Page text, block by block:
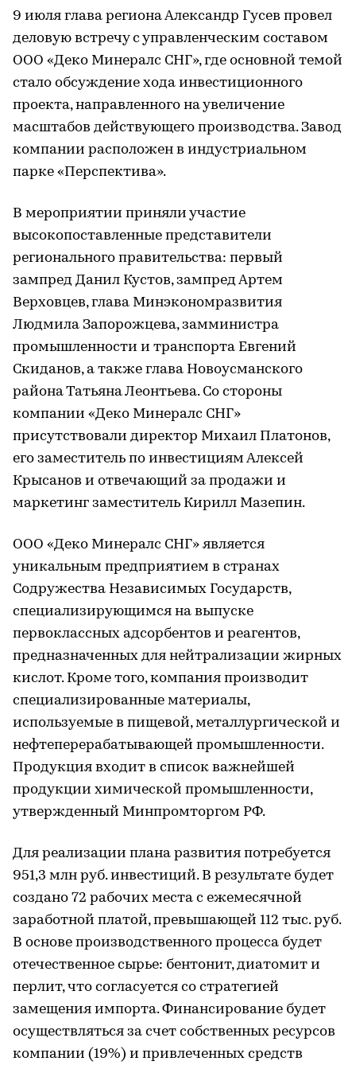
9 июля глава региона Александр Гусев провел
деловую встречу с управленческим составом
ООО «Деко Минералс СНГ», где основной темой
стало обсуждение хода инвестиционного
проекта, направленного на увеличение
масштабов действующего производства. Завод
компании расположен в индустриальном
парке «Перспектива».
В мероприятии приняли участие
высокопоставленные представители
регионального правительства: первый
зампред Данил Кустов, зампред Артем
Верховцев, глава Минэкономразвития
Людмила Запорожцева, замминистра
промышленности и транспорта Евгений
Скиданов, а также глава Новоусманского
района Татьяна Леонтьева. Со стороны
компании «Деко Минералс СНГ»
присутствовали директор Михаил Платонов,
его заместитель по инвестициям Алексей
Крысанов и отвечающий за продажи и
маркетинг заместитель Кирилл Мазепин.
ООО «Деко Минералс СНГ» является
уникальным предприятием в странах
Содружества Независимых Государств,
специализирующимся на выпуске
первоклассных адсорбентов и реагентов,
предназначенных для нейтрализации жирных
кислот. Кроме того, компания производит
специализированные материалы,
используемые в пищевой, металлургической и
нефтеперерабатывающей промышленности.
Продукция входит в список важнейшей
продукции химической промышленности,
утвержденный Минпромторгом РФ.
Для реализации плана развития потребуется
951,3 млн руб. инвестиций. В результате будет
создано 72 рабочих места с ежемесячной
заработной платой, превышающей 112 тыс. руб.
В основе производственного процесса будет
отечественное сырье: бентонит, диатомит и
перлит, что согласуется со стратегией
замещения импорта. Финансирование будет
осуществляться за счет собственных ресурсов
компании (19%) и привлеченных средств